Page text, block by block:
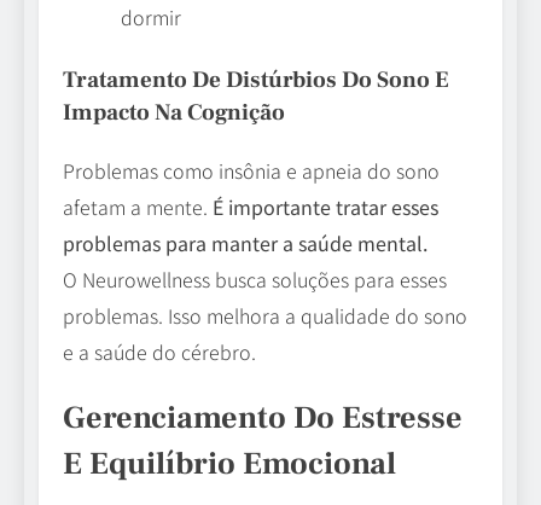
dormir
Tratamento De Distúrbios Do Sono E
Impacto Na Cognição
Problemas como insônia e apneia do sono
afetam a mente. É importante tratar esses
problemas para manter a saúde mental.
O Neurowellness busca soluções para esses
problemas. Isso melhora a qualidade do sono
e a saúde do cérebro.
Gerenciamento Do Estresse
E Equilíbrio Emocional